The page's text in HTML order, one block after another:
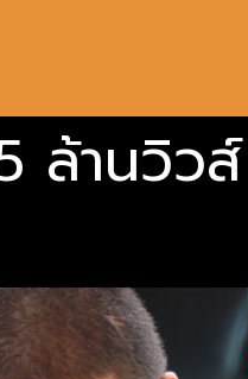
ล้านวิวส์